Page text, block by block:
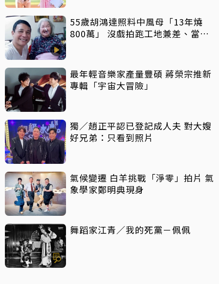
55歲胡鴻達照料中風母「13年燒
800萬」 沒戲拍跑工地兼差、當司
最年輕音樂家產量豐碩 蔣榮宗推新
專輯「宇宙大冒險」
獨／趙正平認已登記成人夫 對大嫂
好兄弟：只看到照片
氣候變遷 白羊挑戰「淨零」拍片 氣
象學家鄭明典現身
舞蹈家江青／我的死黨－佩佩